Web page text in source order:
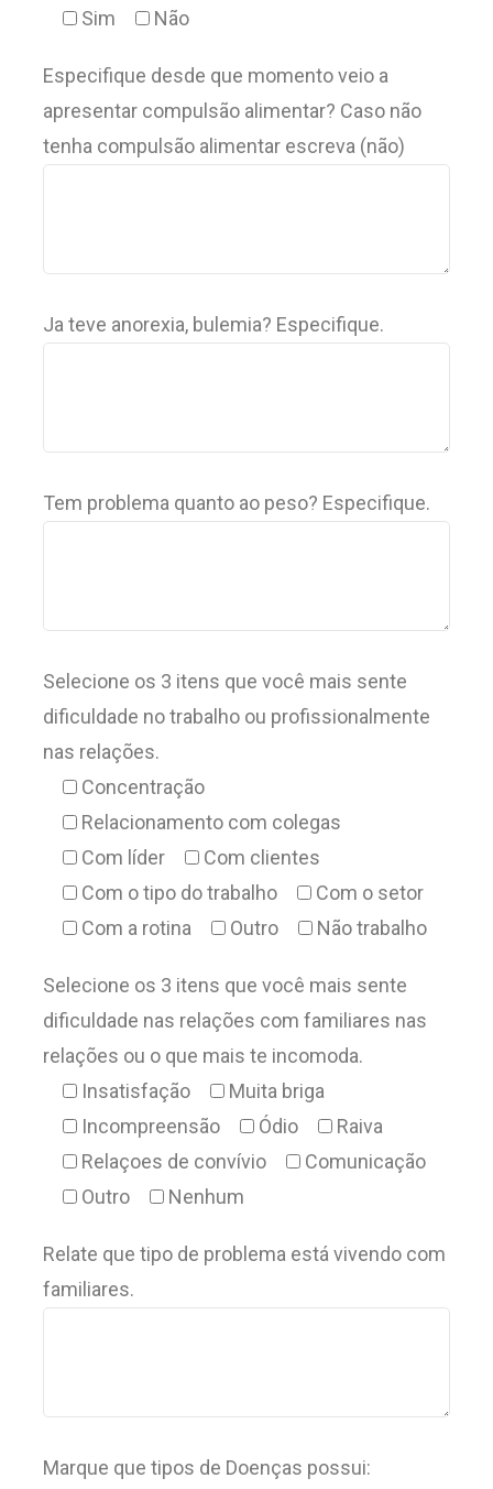
Sim Não
Especifique desde que momento veio a
apresentar compulsão alimentar? Caso não
tenha compulsão alimentar escreva (não)
Ja teve anorexia, bulemia? Especifique.
Tem problema quanto ao peso? Especifique.
Selecione os 3 itens que você mais sente
dificuldade no trabalho ou profissionalmente
nas relações.
Concentração
Relacionamento com colegas
Com líder
Com clientes
Com o tipo do trabalho
Com o setor
Com a rotina
Outro Não trabalho
Selecione os 3 itens que você mais sente
dificuldade nas relações com familiares nas
relações ou o que mais te incomoda.
Insatisfação
Muita briga
Incompreensão
Ódio
Raiva
Relaçoes de convívio
Comunicação
Outro
Nenhum
Relate que tipo de problema está vivendo com
familiares.
Marque que tipos de Doenças possui: